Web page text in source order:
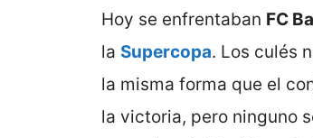
Hoy se enfrentaban FC
la Supercopa. Los culés
la misma forma que el
la victoria, pero ninguno